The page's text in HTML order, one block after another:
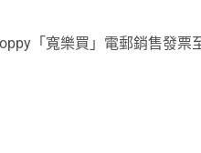
「寬樂買」電郵銷售發